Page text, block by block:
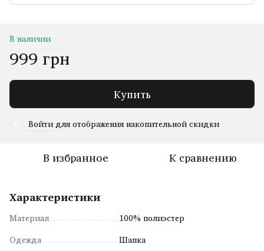
В наличии
999 грн
Купить
Войтидля отображения накопительной скидки
В избранное К сравнению
Характеристики
Материал
100% полиэстер
Одежда
Шапка